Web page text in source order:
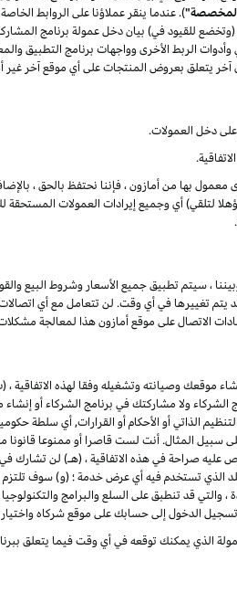
المخصصة"). عندما ينقر عملاؤنا على الروابط
للقيود في) بيان دخل عمولة برنامج
الربط الأخرى وواجهات برنامج التطبيق
يتعلق بعروض المنتجات على أي موقع آخر غير
على دخل العمولات.
معمول بها من أمازون ، فإننا نحتفظ بالحق ،
لتلقي) أي وجميع إيرادات العمولات المستحقة
، سيتم تطبيق جميع الأسعار وشروط البيع
تغييرها في أي وقت. لن تتعامل مع أي
الاتصال على موقع أمازون هذا لمعالجة
موقعك وصيانته وتشغيله وفقا لهذه
ولا مشاركتك في برنامج الشركاء أو
الذاتي أو الأحكام أو القرارات, أي سلطة
سبيل المثال. أنت لست قاصرا أو ممنوعا
صراحة في هذه الاتفاقية ، (هـ) لن
الذي تستخدم فيه أي عرض خدمة ؛ (و) سوف تلتزم
، والتي قد تنطبق على السلع والبرامج
الدخول إلى حسابك على موقع شركاه
الذي يمكنك توقعه في أي وقت فيما يتعلق